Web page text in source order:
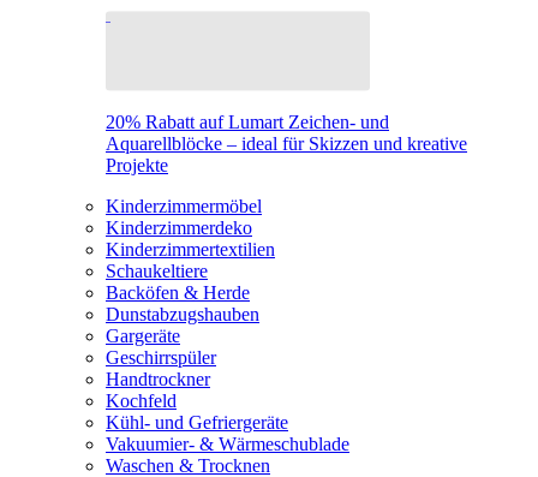
20% Rabatt auf Lumart Zeichen- und
Aquarellblöcke – ideal für Skizzen und kreative
Projekte
Kinderzimmermöbel
Kinderzimmerdeko
Kinderzimmertextilien
Schaukeltiere
Backöfen & Herde
Dunstabzugshauben
Gargeräte
Geschirrspüler
Handtrockner
Kochfeld
Kühl- und Gefriergeräte
Vakuumier- & Wärmeschublade
Waschen & Trocknen